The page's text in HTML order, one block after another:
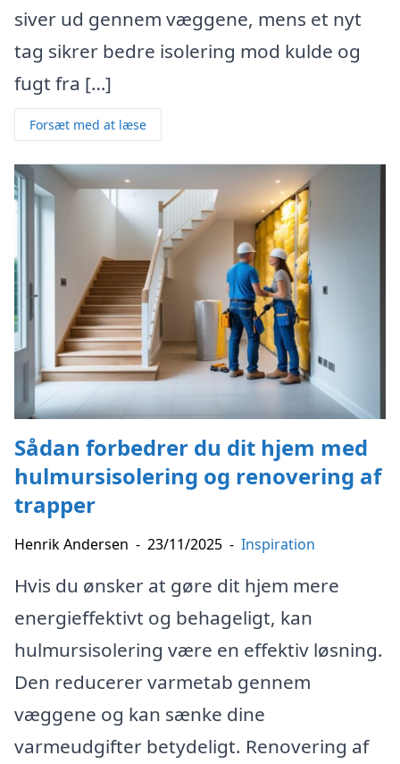
siver ud gennem væggene, mens et nyt
tag sikrer bedre isolering mod kulde og
fugt fra […]
Forsæt med at læse
Sådan forbedrer du dit hjem med
hulmursisolering og renovering af
trapper
Henrik Andersen - 23/11/2025 - Inspiration
Hvis du ønsker at gøre dit hjem mere
energieffektivt og behageligt, kan
hulmursisolering være en effektiv løsning.
Den reducerer varmetab gennem
væggene og kan sænke dine
varmeudgifter betydeligt. Renovering af